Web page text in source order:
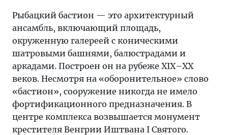
Рыбацкий бастион — это архитектурный
ансамбль, включающий площадь,
окруженную галереей с коническими
шатровыми башнями, балюстрадами и
аркадами. Построен он на рубеже XIX–XX
веков. Несмотря на «оборонительное» слово
«бастион», сооружение никогда не имело
фортификационного предназначения. В
центре комплекса возвышается монумент
крестителя Венгрии Иштвана I Святого.